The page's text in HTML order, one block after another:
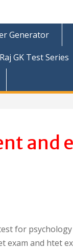
Generator
Raj GK Test Series
and
for
and htet